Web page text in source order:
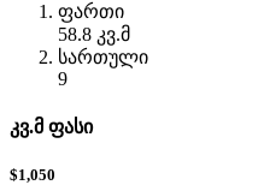
ფართი
58.8 კვ.მ
სართული
9
კვ.მ ფასი
$1,050